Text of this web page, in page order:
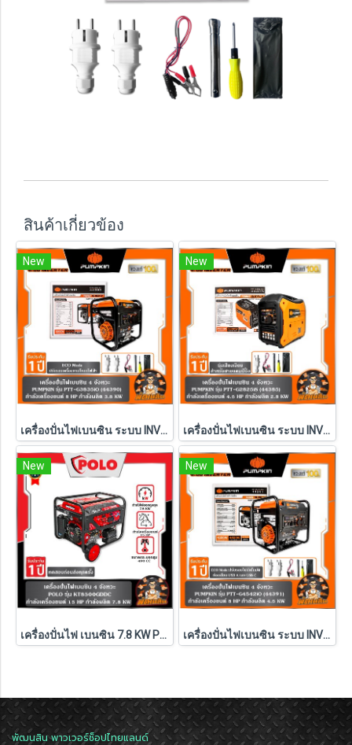
สินค้าเกี่ยวข้อง
New
เครื่องปั่นไฟเบนซิน ระบบ INVERTER 4 จังหวะ 3.8 KW PUMPKIN รุ่น PTT-G3835iO (44390)
New
เครื่องปั่นไฟเบนซิน ระบบ INVERTER 4 จังหวะ 2.8 KW PUMPKIN รุ่น PTT-G2825iS (44385)
New
เครื่องปั่นไฟ เบนซิน 7.8 KW POLO (ENGINE) เครื่องปั่นไฟ เบนซิน 7.8 KW POLO (ENGINE) KT8500GDDC
New
เครื่องปั่นไฟเบนซิน ระบบ INVERTER 4 จังหวะ 4.5 KW PUMPKIN รุ่น PTT-G4542iO (44391)
พัฒนสิน พาวเวอร์ช็อปไทยแลนด์